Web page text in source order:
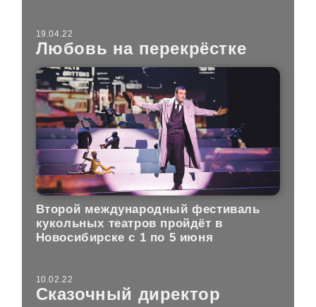
19.04.22
Любовь на перекрёстке
Второй международный фестиваль
кукольных театров пройдёт в
Новосибирске с 1 по 5 июня
10.02.22
Сказочный директор